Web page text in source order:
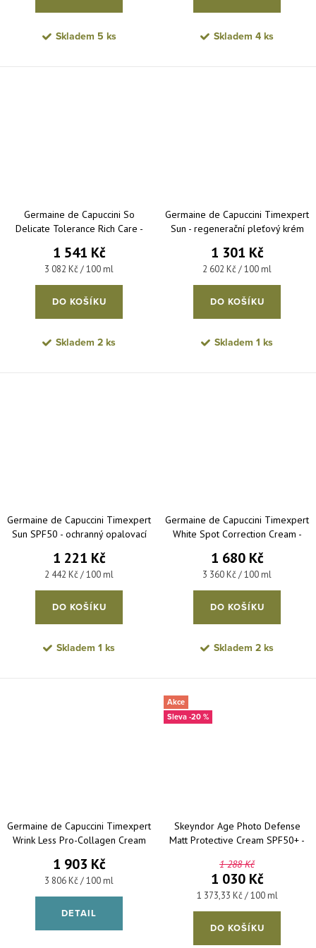
Skladem 5 ks Skladem 4 ks
Germaine de Capuccini So
Delicate Tolerance Rich Care -
citlivou pleť 50 ml
1 541 Kč
Měrná cena:
3 082 Kč / 100 ml
DO KOŠÍKU
Skladem 2 ks
Germaine de Capuccini Timexpert
Sun - regenerační pleťový krém
1 301 Kč
Měrná cena:
2 602 Kč / 100 ml
DO KOŠÍKU
Skladem 1 ks
Germaine de Capuccini Timexpert
Sun SPF50 - ochranný opalovací
1 221 Kč
Měrná cena:
2 442 Kč / 100 ml
DO KOŠÍKU
Skladem 1 ks
Germaine de Capuccini Timexpert
White Spot Correction Cream -
skvrny SPF20 50 ml
1 680 Kč
Měrná cena:
3 360 Kč / 100 ml
DO KOŠÍKU
Skladem 2 ks
Germaine de Capuccini Timexpert
Wrink Less Pro-Collagen Cream
proti vráskám 50 ml
1 903 Kč
Měrná cena:
3 806 Kč / 100 ml
DETAIL
Akce
-20 %
Skeyndor Age Photo Defense
Matt Protective Cream SPF50+ -
ochranou 75 ml
1 288 Kč
1 030 Kč
Měrná cena:
1 373,33 Kč / 100 ml
DO KOŠÍKU